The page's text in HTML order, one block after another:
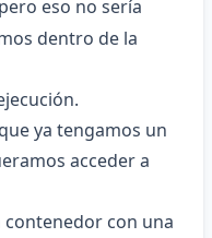
pero eso no sería
dentro de la
ya tengamos un
acceder a
con una